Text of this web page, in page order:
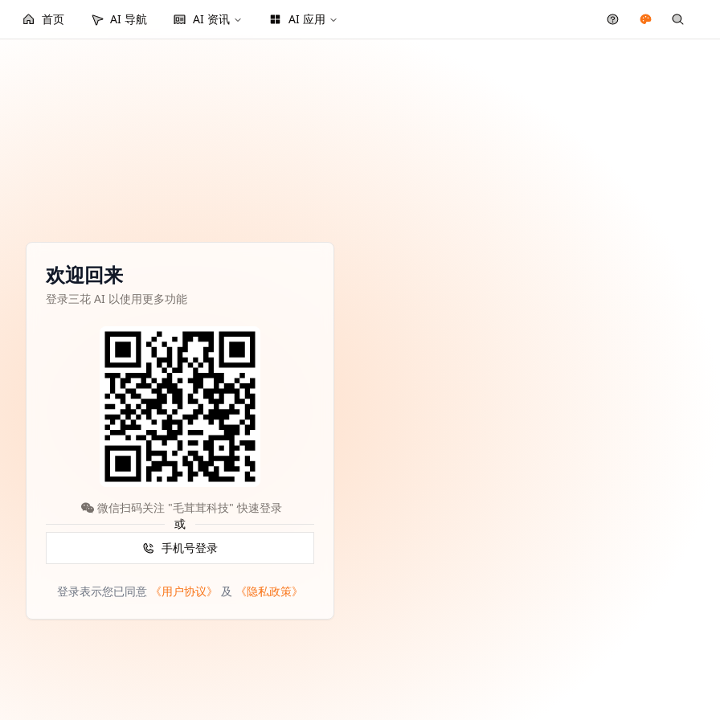
首页 AI 导航 AI 资讯 AI 应用
欢迎回来
登录三花 AI 以使用更多功能
手机号登录
或
微信扫码关注 "毛茸茸科技" 快速登录
登录表示您已同意 《用户协议》 及 《隐私政策》